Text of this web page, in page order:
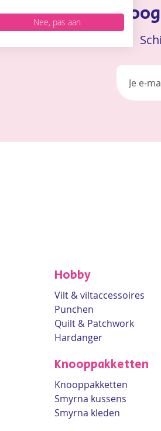
Blijf op de
Hobby
Vilt & viltaccessoires
Punchen
Quilt & Patchwork
Hardanger
Knooppakketten
Knooppakketten
Smyrna kussens
Smyrna kleden
Nee, pas aan